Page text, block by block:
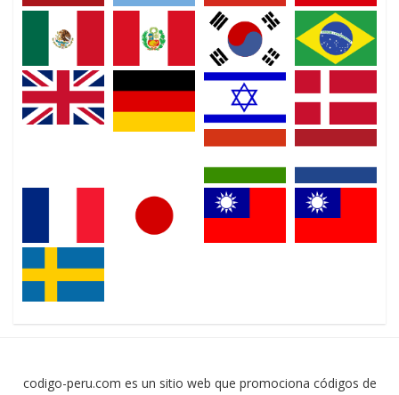
codigo-peru.com es un sitio web que promociona códigos de